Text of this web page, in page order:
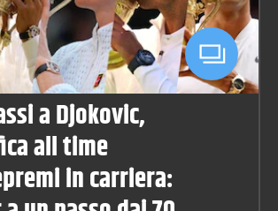
a Djokovic,
all time
in carriera: